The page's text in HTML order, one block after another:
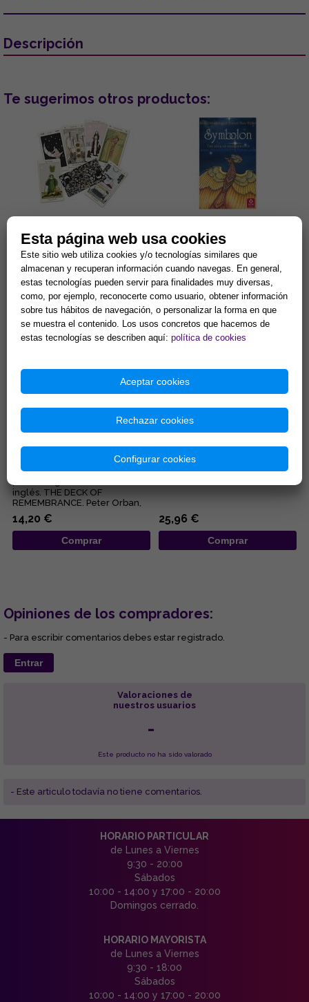
Descripción
Te sugerimos otros productos:
78 cartas con instrucciones.
Medidas de las cartas: 6 x
11cm....
15,63 €
Comprar
deck of Remembrance
78 cartas, 12 x 8 cm. Esta
cubierta llega a los recuerdos
del alma, de la astrología,
ideas personales, y el s...
18,93 €
Comprar
SYMBOLON TAROT - POCKET
inglés. THE DECK OF
REMEMBRANCE. Peter Orban,
Ingrid Zinnel and Thea Weller.
This ...
14,20 €
Comprar
SANTA MUERTE TAROT
(Multilingüe)
25,96 €
Comprar
Opiniones de los compradores:
- Para escribir comentarios debes estar registrado.
Entrar
Valoraciones de
nuestros usuarios
-
Este producto no ha sido valorado
- Este articulo todavía no tiene comentarios.
HORARIO PARTICULAR
de Lunes a Viernes
9:30 - 20:00
Sábados
10:00 - 14:00 y 17:00 - 20:00
Domingos cerrado.
HORARIO MAYORISTA
de Lunes a Viernes
9:30 - 18:00
Sábados
10:00 - 14:00 y 17:00 - 20:00
Esta página web usa cookies
Este sitio web utiliza cookies y/o tecnologías similares que
almacenan y recuperan información cuando navegas. En general,
estas tecnologías pueden servir para finalidades muy diversas,
como, por ejemplo, reconocerte como usuario, obtener información
sobre tus hábitos de navegación, o personalizar la forma en que
se muestra el contenido. Los usos concretos que hacemos de
estas tecnologías se describen aquí: política de cookies
Aceptar cookies
Rechazar cookies
Configurar cookies